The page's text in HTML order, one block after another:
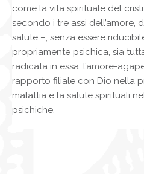
come la vita spirituale del
secondo i tre assi dell’amore,
salute –, senza essere
propriamente psichica, sia
radicata in essa: l’amore-
rapporto filiale con Dio nella
malattia e la salute spirituali
psichiche.